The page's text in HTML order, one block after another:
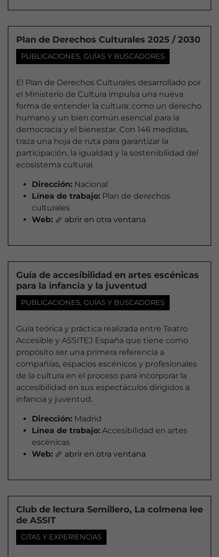
Plan de Derechos Culturales 2025 / 2030
PUBLICACIONES, GUÍAS Y BUSCADORES
El Plan de Derechos Culturales desarrollado por
el Ministerio de Cultura impulsa una nueva
forma de entender la cultura: como un derecho
humano y un bien común esencial para la
democracia y el bienestar. Con 146 medidas,
traza una hoja de ruta para garantizar la
participación, la igualdad y la sostenibilidad del
ecosistema cultural.
Dirección: Nacional
Línea de trabajo: Plan de derechos
culturales
Web:
abrir en otra ventana
Guía de accesibilidad en artes escénicas
para la infancia y la juventud
PUBLICACIONES, GUÍAS Y BUSCADORES
Guía teórica y práctica realizada entre Teatro
Accesible y ASSITEJ España que tiene como
propósito ser una primera referencia a
compañías, espacios escénicos y profesionales
de la cultura en el proceso para incorporar la
accesibilidad en sus espectáculos dirigidos a
infancia y juventud.
Dirección: Madrid
Línea de trabajo: Accesibilidad en artes
escénicas
Web:
abrir en otra ventana
Club de lectura Semillero, La colmena lee
de ASSIT
CITAS Y EXPERIENCIAS